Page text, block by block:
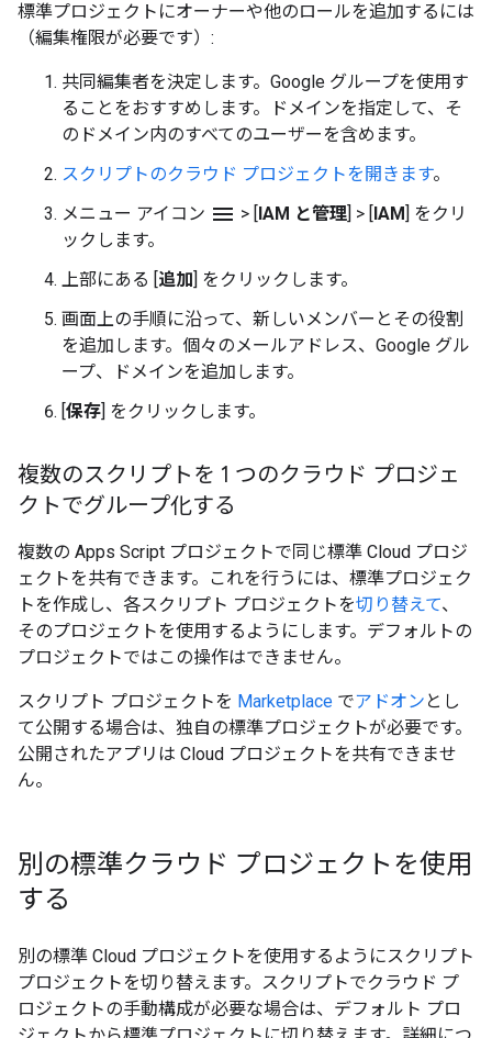
標準プロジェクトにオーナーや他のロールを追加するには
（編集権限が必要です）:
共同編集者を決定します。Google グループを使用す
ることをおすすめします。ドメインを指定して、そ
のドメイン内のすべてのユーザーを含めます。
スクリプトのクラウド プロジェクトを開きます。
メニュー アイコン menu > [IAM と管理] > [IAM] をクリ
ックします。
上部にある [追加] をクリックします。
画面上の手順に沿って、新しいメンバーとその役割
を追加します。個々のメールアドレス、Google グル
ープ、ドメインを追加します。
[保存] をクリックします。
複数のスクリプトを 1 つのクラウド プロジェ
クトでグループ化する
複数の Apps Script プロジェクトで同じ標準 Cloud プロジ
ェクトを共有できます。これを行うには、標準プロジェク
トを作成し、各スクリプト プロジェクトを切り替えて、
そのプロジェクトを使用するようにします。デフォルトの
プロジェクトではこの操作はできません。
スクリプト プロジェクトを Marketplace でアドオン とし
て公開する場合は、独自の標準プロジェクトが必要です。
公開されたアプリは Cloud プロジェクトを共有できませ
ん。
別の標準クラウド プロジェクトを使用
する
別の標準 Cloud プロジェクトを使用するようにスクリプト
プロジェクトを切り替えます。スクリプトでクラウド プ
ロジェクトの手動構成が必要な場合は、デフォルト プロ